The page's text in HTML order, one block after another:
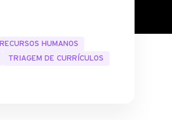
RECURSOS HUMANOS
TRIAGEM DE CURRÍCULOS